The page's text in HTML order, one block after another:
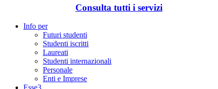
Consulta tutti i servizi
Info per
Futuri studenti
Studenti iscritti
Laureati
Studenti internazionali
Personale
Enti e Imprese